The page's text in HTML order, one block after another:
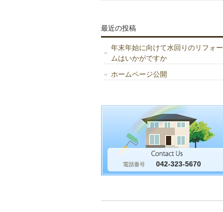
最近の投稿
年末年始に向けて水回りのリフォー
ムはいかがですか
ホームページ公開
042-323-5670